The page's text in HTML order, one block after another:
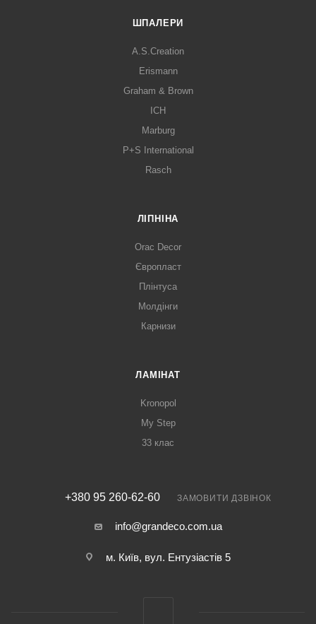
ШПАЛЕРИ
A.S.Creation
Erismann
Graham & Brown
ICH
Marburg
P+S International
Rasch
ЛІПНІНА
Orac Decor
Європласт
Плінтуса
Молдінги
Карнизи
ЛАМІНАТ
Kronopol
My Step
33 клас
+380 95 260-62-60 ЗАМОВИТИ ДЗВІНОК
info@grandeco.com.ua
м. Київ, вул. Ентузіастів 5